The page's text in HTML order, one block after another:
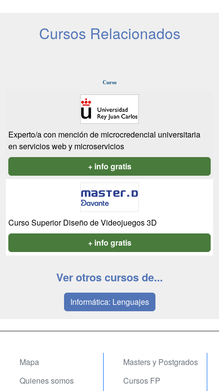
Cursos Relacionados
Curso
Experto/a con mención de microcredencial universitaria
en servicios web y microservicios
+ info gratis
Curso Superior Diseño de Videojuegos 3D
+ info gratis
Ver otros cursos de...
Informática: Lenguajes
Mapa
Quienes somos
Masters y Postgrados
Cursos FP